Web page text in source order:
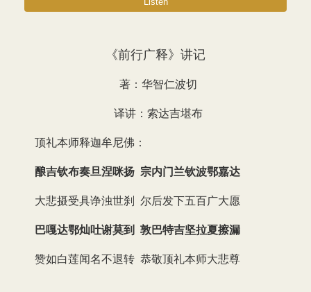
《前行广释》讲记
著：华智仁波切
译讲：索达吉堪布
顶礼本师释迦牟尼佛：
酿吉钦布奏旦涅咪扬 宗内门兰钦波鄂嘉达
大悲摄受具诤浊世刹 尔后发下五百广大愿
巴嘎达鄂灿吐谢莫到 敦巴特吉坚拉夏擦漏
赞如白莲闻名不退转 恭敬顶礼本师大悲尊